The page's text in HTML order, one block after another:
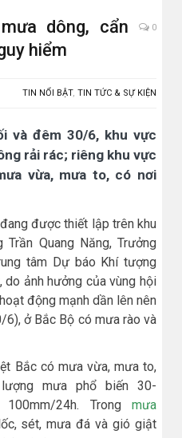
dông, cẩn
hiểm
0
TIN NỔI BẬT, TIN TỨC & SỰ KIỆN
và đêm 30/6, khu vực
rải rác; riêng khu vực
vừa, mưa to, có nơi
được thiết lập trên khu
Quang Năng, Trưởng
tâm Dự báo Khí tượng
ảnh hưởng của vùng hội
động mạnh dần lên nên
ở Bắc Bộ có mưa rào và
Bắc có mưa vừa, mưa to,
mưa phổ biến 30-
24h. Trong mưa
sét, mưa đá và gió giật